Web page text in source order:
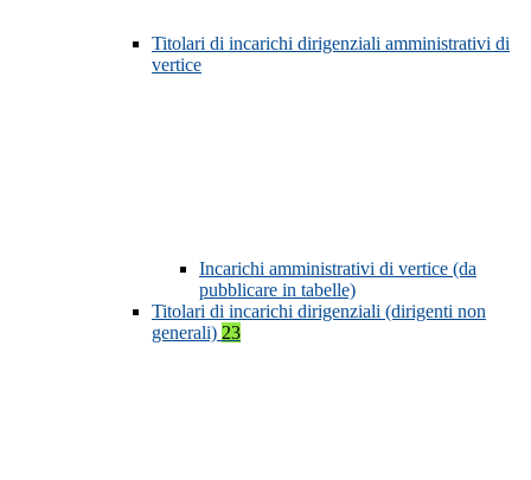
Titolari di incarichi dirigenziali amministrativi di
vertice
Incarichi amministrativi di vertice (da
pubblicare in tabelle)
Titolari di incarichi dirigenziali (dirigenti non
generali) 23